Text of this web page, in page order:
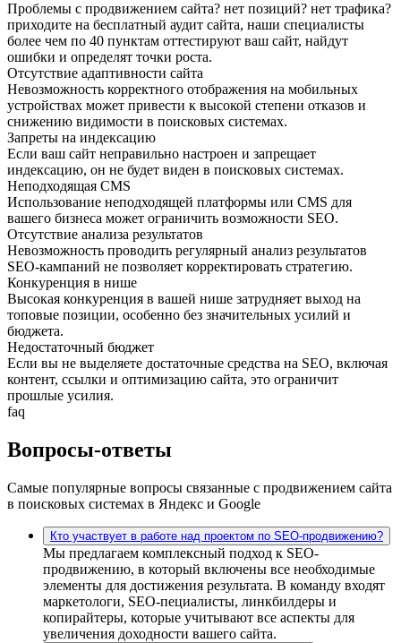
Проблемы с продвижением сайта? нет позиций? нет трафика?
приходите на бесплатный аудит сайта, наши специалисты
более чем по 40 пунктам оттестируют ваш сайт, найдут
ошибки и определят точки роста.
Отсутствие адаптивности сайта
Невозможность корректного отображения на мобильных
устройствах может привести к высокой степени отказов и
снижению видимости в поисковых системах.
Запреты на индексацию
Если ваш сайт неправильно настроен и запрещает
индексацию, он не будет виден в поисковых системах.
Неподходящая CMS
Использование неподходящей платформы или CMS для
вашего бизнеса может ограничить возможности SEO.
Отсутствие анализа результатов
Невозможность проводить регулярный анализ результатов
SEO-кампаний не позволяет корректировать стратегию.
Конкуренция в нише
Высокая конкуренция в вашей нише затрудняет выход на
топовые позиции, особенно без значительных усилий и
бюджета.
Недостаточный бюджет
Если вы не выделяете достаточные средства на SEO, включая
контент, ссылки и оптимизацию сайта, это ограничит
прошлые усилия.
faq
Вопросы-ответы
Самые популярные вопросы связанные с продвижением сайта
в поисковых системах в Яндекс и Google
Кто участвует в работе над проектом по SEO-продвижению?
Мы предлагаем комплексный подход к SEO-
продвижению, в который включены все необходимые
элементы для достижения результата. В команду входят
маркетологи, SEO-пециалисты, линкбилдеры и
копирайтеры, которые учитывают все аспекты для
увеличения доходности вашего сайта.